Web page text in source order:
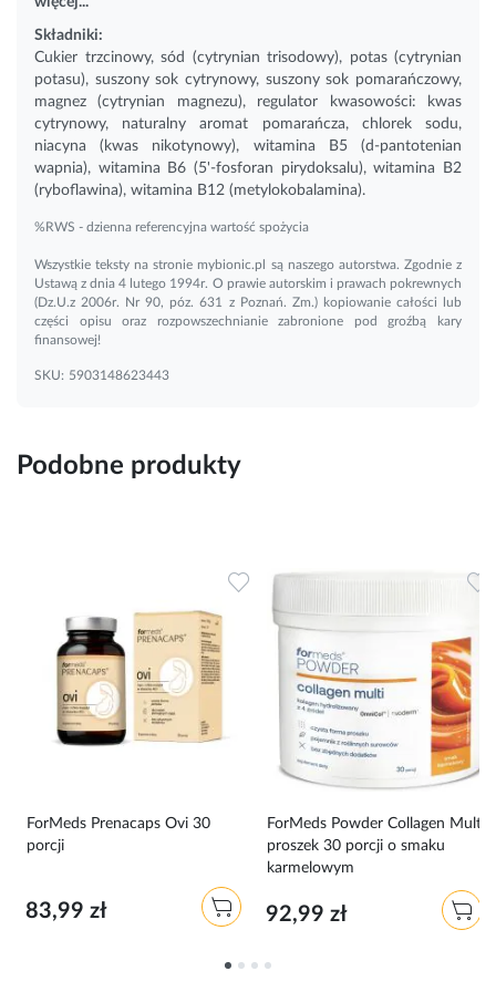
Składniki:
Cukier trzcinowy, sód (cytrynian trisodowy), potas (cytrynian
potasu), suszony sok cytrynowy, suszony sok pomarańczowy,
magnez (cytrynian magnezu), regulator kwasowości: kwas
cytrynowy, naturalny aromat pomarańcza, chlorek sodu,
niacyna (kwas nikotynowy), witamina B5 (d-pantotenian
wapnia), witamina B6 (5'-fosforan pirydoksalu), witamina B2
(ryboflawina), witamina B12 (metylokobalamina).
%RWS - dzienna referencyjna wartość spożycia
Wszystkie teksty na stronie mybionic.pl są naszego autorstwa. Zgodnie z
Ustawą z dnia 4 lutego 1994r. O prawie autorskim i prawach pokrewnych
(Dz.U.z 2006r. Nr 90, póz. 631 z Poznań. Zm.) kopiowanie całości lub
części opisu oraz rozpowszechnianie zabronione pod groźbą kary
finansowej!
SKU: 5903148623443
Podobne produkty
ForMeds Prenacaps Ovi 30
porcji
83,99 zł
Dodaj do ulubionych
ForMeds Powder Collagen Multi
proszek 30 porcji o smaku
karmelowym
92,99 zł